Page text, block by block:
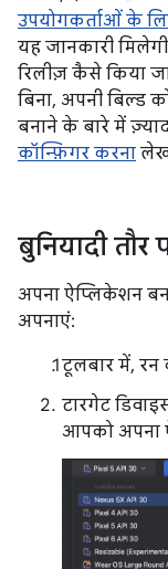
उपयोगकर्ताओं के
यह जानकारी
रिलीज़ कैसे किया
बिना, अपनी
बनाने के बारे में
कॉन्फ़िगर करना
बुनियादी तौर
अपना ऐप्लिकेशन
अपनाएं:
टूलबार में, रन
टारगेट
आपको अपना